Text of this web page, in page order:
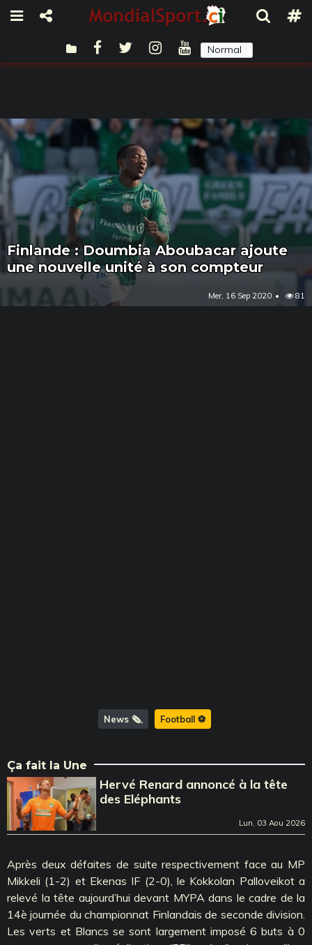
Normal
Finlande : Doumbia Aboubacar ajoute
une nouvelle unité à son compteur
Mer, 16 Sep 2020 81
News 🗞️ Football ⚽️
Ça fait la Une
Hervé Renard annoncé à la tête
des Eléphants
Lun, 03 Aou 2026
Après deux défaites de suite respectivement face au MP
Mikkeli (1-2) et Ekenas IF (2-0), le Kokkolan Palloveikot a
relevé la tête aujourd’hui devant MYPA dans le cadre de la
14è journée du championnat Finlandais de seconde division.
Les verts et Blancs se sont largement imposé 6 buts à 0